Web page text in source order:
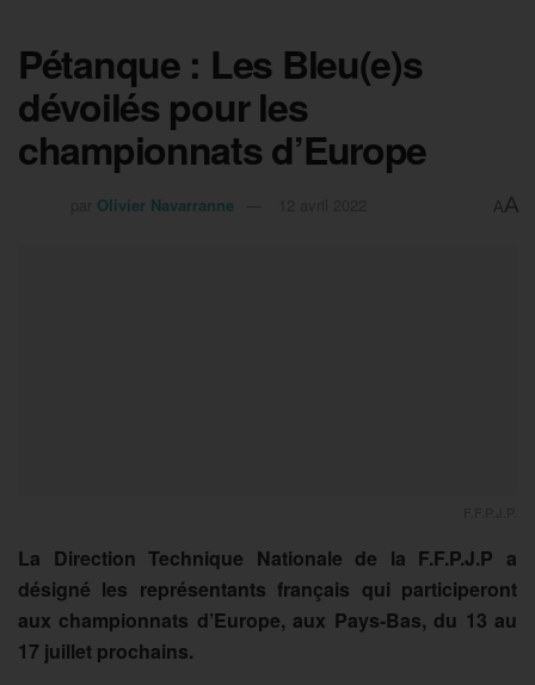
Pétanque : Les Bleu(e)s
dévoilés pour les
championnats d’Europe
Olivier Navarranne AA
La Direction Technique Nationale de la F.F.P.J.P a
désigné les représentants français qui participeront
aux championnats d’Europe, aux Pays-Bas, du 13 au
17 juillet prochains.